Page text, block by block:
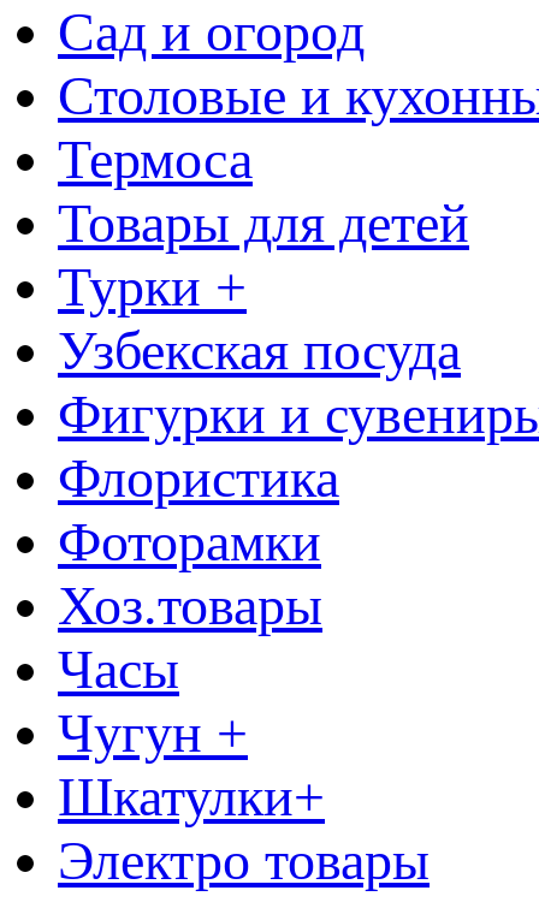
Сад и огород
Столовые и
Термоса
Товары для детей
Турки +
Узбекская посуда
Фигурки и
Флористика
Фоторамки
Хоз.товары
Часы
Чугун +
Шкатулки+
Электро товары